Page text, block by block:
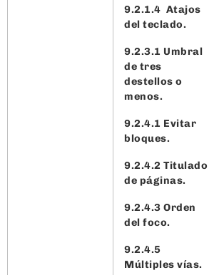
9.2.1.4 Atajos
del teclado.
9.2.3.1 Umbral
de tres
destellos o
menos.
9.2.4.1 Evitar
bloques.
9.2.4.2 Titulado
de páginas.
9.2.4.3 Orden
del foco.
9.2.4.5
Múltiples vías.